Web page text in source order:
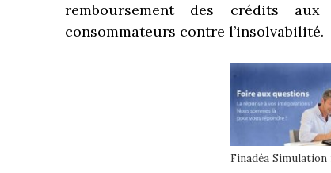
remboursement des crédits
consommateurs contre l’insolvabilité.
Finadéa